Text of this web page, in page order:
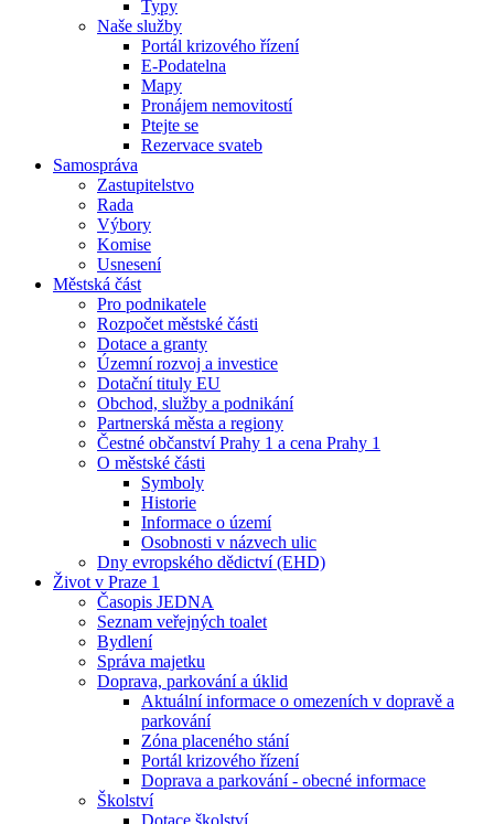
Typy
Naše služby
Portál krizového řízení
E-Podatelna
Mapy
Pronájem nemovitostí
Ptejte se
Rezervace svateb
Samospráva
Zastupitelstvo
Rada
Výbory
Komise
Usnesení
Městská část
Pro podnikatele
Rozpočet městské části
Dotace a granty
Územní rozvoj a investice
Dotační tituly EU
Obchod, služby a podnikání
Partnerská města a regiony
Čestné občanství Prahy 1 a cena Prahy 1
O městské části
Symboly
Historie
Informace o území
Osobnosti v názvech ulic
Dny evropského dědictví (EHD)
Život v Praze 1
Časopis JEDNA
Seznam veřejných toalet
Bydlení
Správa majetku
Doprava, parkování a úklid
Aktuální informace o omezeních v dopravě a
parkování
Zóna placeného stání
Portál krizového řízení
Doprava a parkování - obecné informace
Školství
Dotace školství